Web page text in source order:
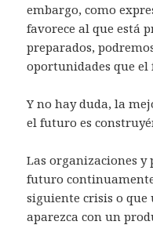
embargo, como
favorece al que está
preparados,
oportunidades que
Y no hay duda, la
el futuro es
Las organizaciones y
futuro
siguiente crisis o
aparezca con un